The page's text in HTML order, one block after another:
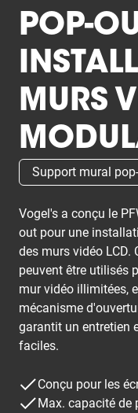
POP-
MURS
Support mural
Vogel's a conçu le
out pour une
des murs vidéo LCD.
peuvent être utilisés
mur vidéo illimitées,
mécanisme
garantit un entretien
faciles.
Conçu pour les
Max. capacité de